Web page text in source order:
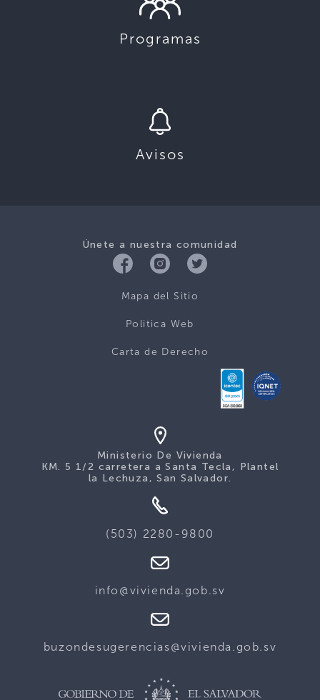
Programas
Avisos
Únete a nuestra comunidad
Mapa del Sitio
Politica Web
Carta de Derecho
Ministerio De Vivienda
KM. 5 1/2 carretera a Santa Tecla, Plantel
la Lechuza, San Salvador.
(503) 2280-9800
info@vivienda.gob.sv
buzondesugerencias@vivienda.gob.sv